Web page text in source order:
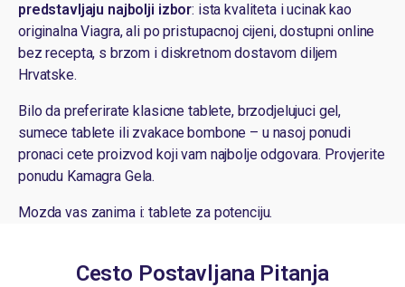
predstavljaju najbolji izbor: ista kvaliteta i ucinak kao
originalna Viagra, ali po pristupacnoj cijeni, dostupni online
bez recepta, s brzom i diskretnom dostavom diljem
Hrvatske.
Bilo da preferirate klasicne tablete, brzodjelujuci gel,
sumece tablete ili zvakace bombone – u nasoj ponudi
pronaci cete proizvod koji vam najbolje odgovara. Provjerite
ponudu Kamagra Gela.
Mozda vas zanima i:tablete za potenciju.
Cesto Postavljana Pitanja